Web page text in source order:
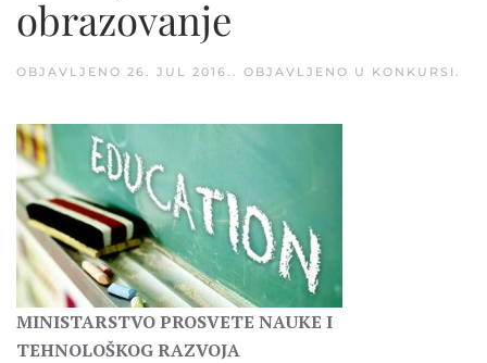
obrazovanje
OBJAVLJENO 26. JUL 2016. . OBJAVLJENO U KONKURSI .
MINISTARSTVO PROSVETE NAUKE I
TEHNOLOŠKOG RAZVOJA